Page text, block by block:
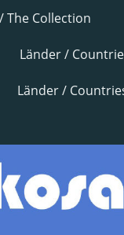
The Collection
Länder /
Länder /